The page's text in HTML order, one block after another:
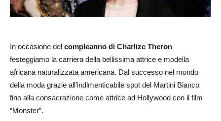
In occasione del compleanno di Charlize Theron
festeggiamo la carriera della bellissima attrice e modella
africana naturalizzata americana. Dal successo nel mondo
della moda grazie all’indimenticabile spot del Martini Bianco
fino alla consacrazione come attrice ad Hollywood con il film
“Monster”.